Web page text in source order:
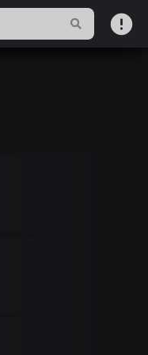
error